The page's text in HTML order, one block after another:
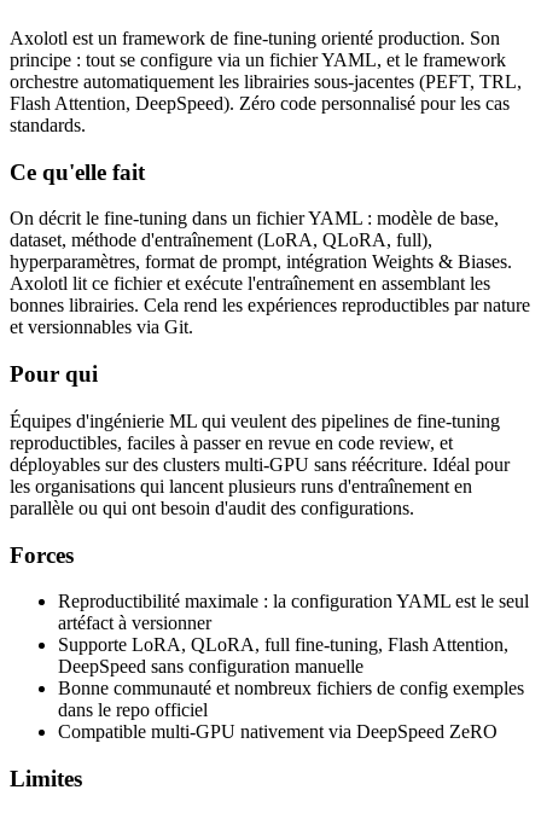
Axolotl est un framework de fine-tuning orienté production. Son
principe : tout se configure via un fichier YAML, et le framework
orchestre automatiquement les librairies sous-jacentes (PEFT, TRL,
Flash Attention, DeepSpeed). Zéro code personnalisé pour les cas
standards.
Ce qu'elle fait
On décrit le fine-tuning dans un fichier YAML : modèle de base,
dataset, méthode d'entraînement (LoRA, QLoRA, full),
hyperparamètres, format de prompt, intégration Weights & Biases.
Axolotl lit ce fichier et exécute l'entraînement en assemblant les
bonnes librairies. Cela rend les expériences reproductibles par nature
et versionnables via Git.
Pour qui
Équipes d'ingénierie ML qui veulent des pipelines de fine-tuning
reproductibles, faciles à passer en revue en code review, et
déployables sur des clusters multi-GPU sans réécriture. Idéal pour
les organisations qui lancent plusieurs runs d'entraînement en
parallèle ou qui ont besoin d'audit des configurations.
Forces
Reproductibilité maximale : la configuration YAML est le seul
artéfact à versionner
Supporte LoRA, QLoRA, full fine-tuning, Flash Attention,
DeepSpeed sans configuration manuelle
Bonne communauté et nombreux fichiers de config exemples
dans le repo officiel
Compatible multi-GPU nativement via DeepSpeed ZeRO
Limites